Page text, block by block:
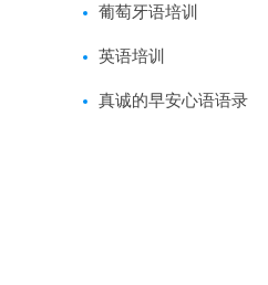
葡萄牙语培训
英语培训
真诚的早安心语语录